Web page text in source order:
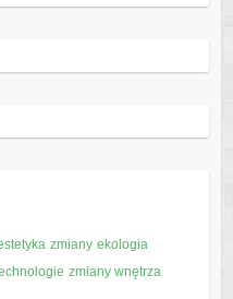
zmiany ekologia
zmiany wnętrza